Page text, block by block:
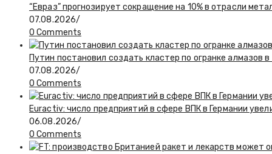
“Евраз” прогнозирует сокращение на 10% в отрасли
07.08.2026/
0 Comments
Путин постановил создать кластер по огранке алмазов
07.08.2026/
0 Comments
Euractiv: число предприятий в сфере ВПК в Германии
06.08.2026/
0 Comments